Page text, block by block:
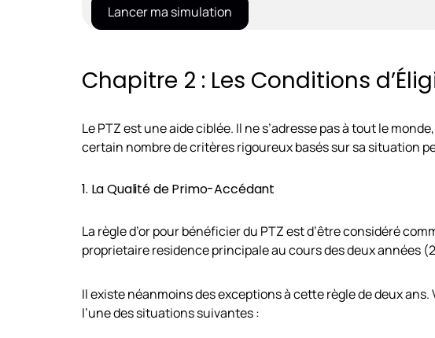
Lancer ma simulation
Chapitre 2 : Les Conditions
Le PTZ est une aide ciblée. Il ne s’adresse pas à tout le
certain nombre de critères rigoureux basés sur sa situation
1. La Qualité de Primo-Accédant
La règle d’or pour bénéficier du PTZ est d’être considéré
proprietaire residence principale au cours des deux années
Il existe néanmoins des exceptions à cette règle de deux
l’une des situations suivantes :